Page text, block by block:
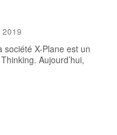
société X-Plane est un
Aujourd’hui,